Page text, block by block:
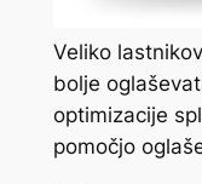
Veliko
bolje
optimizacije
pomočjo